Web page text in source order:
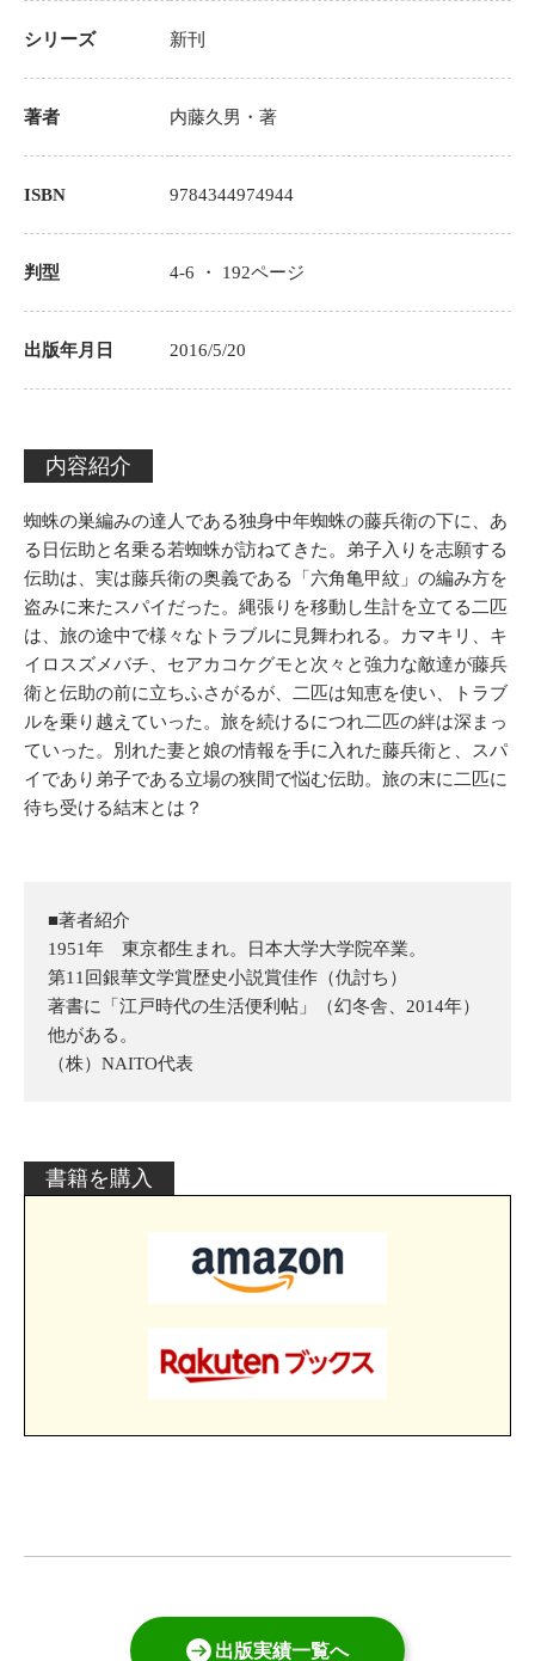
シリーズ 新刊
著者 内藤久男 ・著
ISBN 9784344974944
判型 4-6 ・ 192ページ
出版年月日 2016/5/20
内容紹介
蜘蛛の巣編みの達人である独身中年蜘蛛の藤兵衛の下に、あ
る日伝助と名乗る若蜘蛛が訪ねてきた。弟子入りを志願する
伝助は、実は藤兵衛の奥義である「六角亀甲紋」の編み方を
盗みに来たスパイだった。縄張りを移動し生計を立てる二匹
は、旅の途中で様々なトラブルに見舞われる。カマキリ、キ
イロスズメバチ、セアカコケグモと次々と強力な敵達が藤兵
衛と伝助の前に立ちふさがるが、二匹は知恵を使い、トラブ
ルを乗り越えていった。旅を続けるにつれ二匹の絆は深まっ
ていった。別れた妻と娘の情報を手に入れた藤兵衛と、スパ
イであり弟子である立場の狭間で悩む伝助。旅の末に二匹に
待ち受ける結末とは？
■著者紹介
1951年 東京都生まれ。日本大学大学院卒業。
第11回銀華文学賞歴史小説賞佳作（仇討ち）
著書に「江戸時代の生活便利帖」（幻冬舎、2014年）
他がある。
（株）NAITO代表
書籍を購入
出版実績一覧へ